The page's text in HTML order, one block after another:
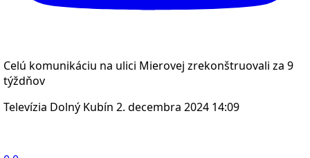
Celú komunikáciu na ulici Mierovej zrekonštruovali za 9
týždňov
Televízia Dolný Kubín 2. decembra 2024 14:09